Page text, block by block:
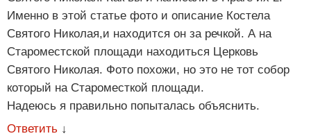
Именно в этой статье фото и описание Костела
Святого Николая,и находится он за речкой. А на
Староместской площади находиться Церковь
Святого Николая. Фото похожи, но это не тот собор
который на Староместкой площади.
Надеюсь я правильно попыталась объяснить.
Ответить ↓